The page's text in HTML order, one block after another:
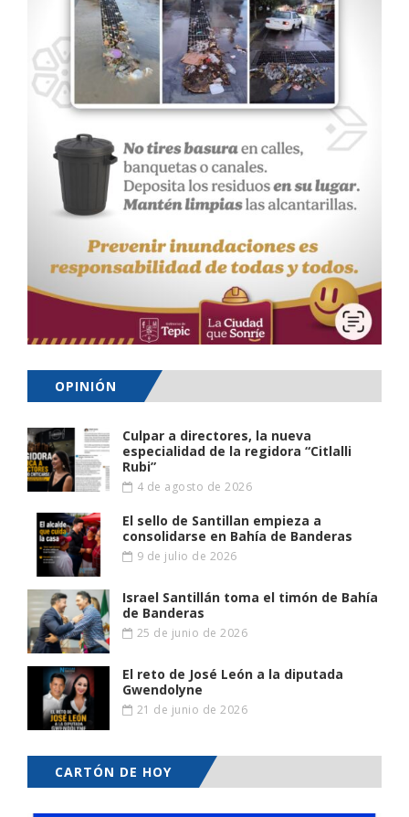
OPINIÓN
Culpar a directores, la nueva
especialidad de la regidora “Citlalli
Rubi”
4 de agosto de 2026
El sello de Santillan empieza a
consolidarse en Bahía de Banderas
9 de julio de 2026
Israel Santillán toma el timón de Bahía
de Banderas
25 de junio de 2026
El reto de José León a la diputada
Gwendolyne
21 de junio de 2026
CARTÓN DE HOY